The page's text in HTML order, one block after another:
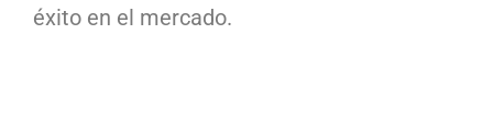
éxito en el mercado.